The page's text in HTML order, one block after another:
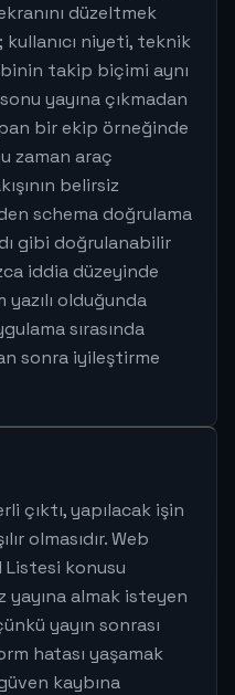
düzeltmek
niyeti, teknik
takip biçimi aynı
yayına çıkmadan
bir ekip örneğinde
zaman araç
belirsiz
schema doğrulama
gibi doğrulanabilir
iddia düzeyinde
yazılı olduğunda
sırasında
sonra iyileştirme
çıktı, yapılacak işin
olmasıdır. Web
Listesi konusu
yayına almak isteyen
yayın sonrası
hatası yaşamak
kaybına